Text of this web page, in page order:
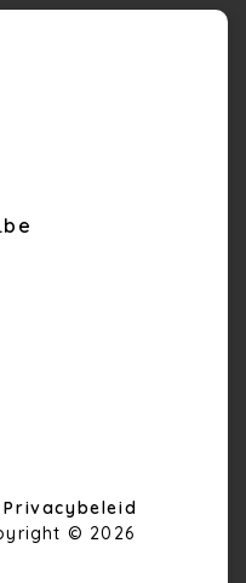
|Privacybeleid
© 2026